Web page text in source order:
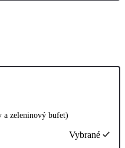
a zeleninový bufet)
Vybrané